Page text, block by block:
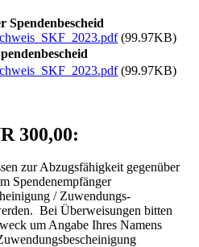
Spendenbescheid
(99.97KB)
(99.97KB)
300,00:
zur Abzugsfähigkeit gegenüber
Spendenempfänger
/ Zuwendungs­
Bei Überweisungen bitten
um Angabe Ihres Namens